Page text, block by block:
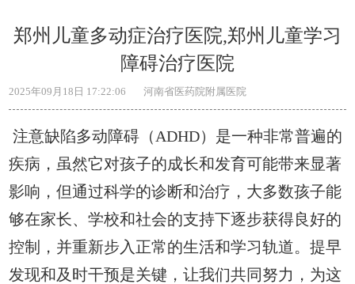
郑州儿童多动症治疗医院,郑州儿童学习
障碍治疗医院
2025年09月18日 17:22:06 河南省医药院附属医院
注意缺陷多动障碍（ADHD）是一种非常普遍的
疾病，虽然它对孩子的成长和发育可能带来显著
影响，但通过科学的诊断和治疗，大多数孩子能
够在家长、学校和社会的支持下逐步获得良好的
控制，并重新步入正常的生活和学习轨道。提早
发现和及时干预是关键，让我们共同努力，为这